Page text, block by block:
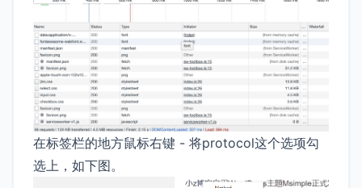
在标签栏的地方鼠标右键 - 将protocol这个选项勾
选上，如下图。